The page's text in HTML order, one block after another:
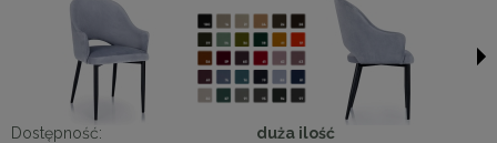
Dostępność:
duża ilość